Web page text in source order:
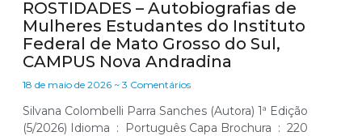
ROSTIDADES – Autobiografias de
Mulheres Estudantes do Instituto
Federal de Mato Grosso do Sul,
CAMPUS Nova Andradina
18 de maio de 2026 3 Comentários
Silvana Colombelli Parra Sanches (Autora) 1ª Edição
(5/2026) Idioma ‏ : ‎ Português Capa Brochura ‏ : ‎ 220